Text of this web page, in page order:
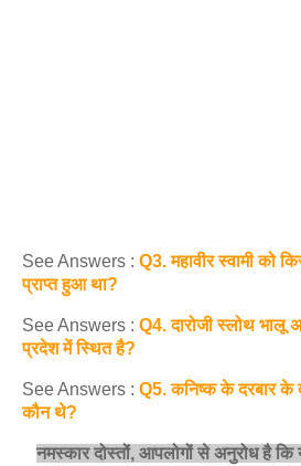
See Answers : Q3. महावीर स्वामी को
प्राप्त हुआ था?
See Answers : Q4. दारोजी स्लोथ भालू
प्रदेश में स्थित है?
See Answers : Q5. कनिष्क के दरबार के
कौन थे?
नमस्‍कार दोस्तों, आपलोगों से अनुरोध है